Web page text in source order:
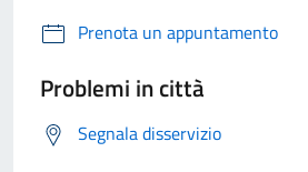
Prenota un appuntamento
Problemi in città
Segnala disservizio